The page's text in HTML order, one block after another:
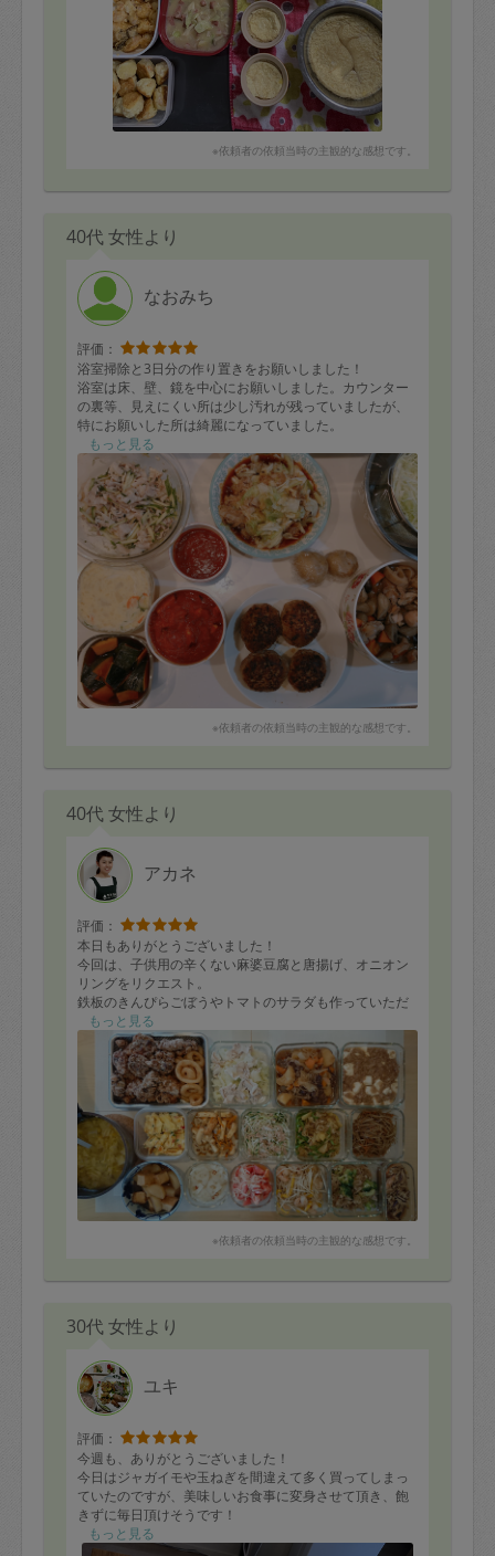
※依頼者の依頼当時の主観的な感想です。
40代 女性より
なおみち
評価：
浴室掃除と3日分の作り置きをお願いしました！
浴室は床、壁、鏡を中心にお願いしました。カウンター
の裏等、見えにくい所は少し汚れが残っていましたが、
特にお願いした所は綺麗になっていました。
作り置きは、ハンバーグ、煮物、豚しゃぶサラダ、野菜
炒め、ポテトサラダ、かぼちゃの煮物、パスタソース、
キャベツ千切りと8品作っていただきました！ハンバーグ
はソースと付け合わせのじゃがいもまでありました。煮
物は味が染みており、ポテサラは程よい酸味。ハンバー
グは子供もペロリと食べてしまいました。どれを食べて
も美味しかったです！
もっと見る
※依頼者の依頼当時の主観的な感想です。
40代 女性より
アカネ
評価：
本日もありがとうございました！
今回は、子供用の辛くない麻婆豆腐と唐揚げ、オニオン
リングをリクエスト。
鉄板のきんぴらごぼうやトマトのサラダも作っていただ
き、家族みんなの大好きが並びました。
さっそくみんなでお料理を囲んでモグモグ。出来立ての
唐揚げは特に美味しく、子供も「ニク！ニク！」と言い
ながら、パリッと良い音を立てて沢山食べていました。
唐揚げは冷凍しても美味しくいただけるので、沢山作っ
ていただき嬉しいです。
またお願いします～！
もっと見る
※依頼者の依頼当時の主観的な感想です。
30代 女性より
ユキ
評価：
今週も、ありがとうございました！
今日はジャガイモや玉ねぎを間違えて多く買ってしまっ
ていたのですが、美味しいお食事に変身させて頂き、飽
きずに毎日頂けそうです！
もっと見る